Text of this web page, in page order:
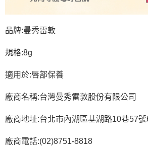
品牌:曼秀雷敦
規格:8g
適用於:唇部保養
廠商名稱:台灣曼秀雷敦股份有限公司
廠商地址:台北市內湖區基湖路10巷57
廠商電話:(02)8751-8818